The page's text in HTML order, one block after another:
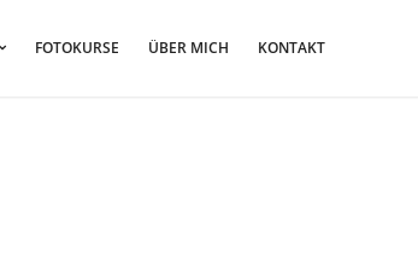
FOTOKURSE ÜBER MICH KONTAKT